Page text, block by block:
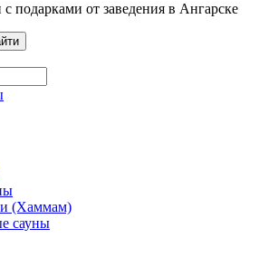
подарками от заведения в Ангарске
(Хаммам)
сауны